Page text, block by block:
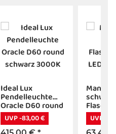
Ideal Lux
Pendelleuchte
Oracle D60 round
schwarz 3000K
UVP -83,00 €
Mantra
schwarz
LED
UVP -